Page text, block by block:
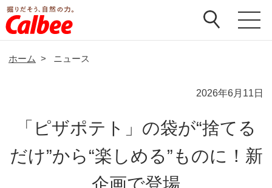
ホーム > ニュース
2026年6月11日
「ピザポテト」の袋が“捨てる
だけ”から“楽しめる”ものに！新
企画で登場